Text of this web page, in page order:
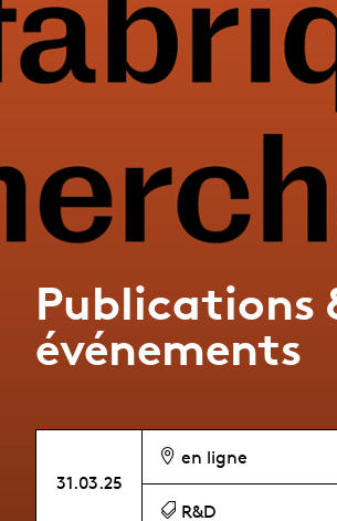
Publications
événements
31.03.25
en ligne
R&D